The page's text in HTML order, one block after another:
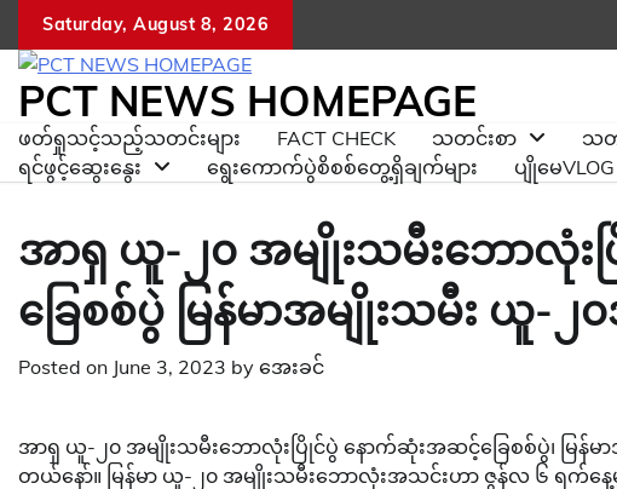
content
Saturday, August 8, 2026
PCT NEWS HOMEPAGE
ဖတ်ရှုသင့်သည့်သတင်းများ FACT CHECK သတင်းစာ သ
ရင်ဖွင့်ဆွေးနွေး
ရွေးကောက်ပွဲစိစစ်တွေ့ရှိချက်များ ပျိုမေVLOG
အာရှ ယူ-၂၀ အမျိုးသမီးဘောလုံ
ခြေစစ်ပွဲ မြန်မာအမျိုးသမီး ယူ-၂
Posted on June 3, 2023 by အေးခင်
အာရှ ယူ-၂၀ အမျိုးသမီးဘောလုံးပြိုင်ပွဲ နောက်ဆုံးအဆင့်ခြေစစ်ပွဲ၊ မြန်မ
တယ်နော်။ မြန်မာ ယူ-၂၀ အမျိုးသမီးဘောလုံးအသင်းဟာ ဇွန်လ ၆ ရက်နေ့